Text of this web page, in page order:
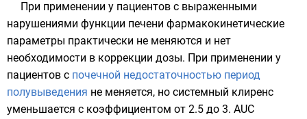
При применении у пациентов с выраженными
нарушениями функции печени фармакокинетические
параметры практически не меняются и нет
необходимости в коррекции дозы. При применении у
пациентов с почечной недостаточностью период
полувыведения не меняется, но системный клиренс
уменьшается с коэффициентом от 2.5 до 3. AUC